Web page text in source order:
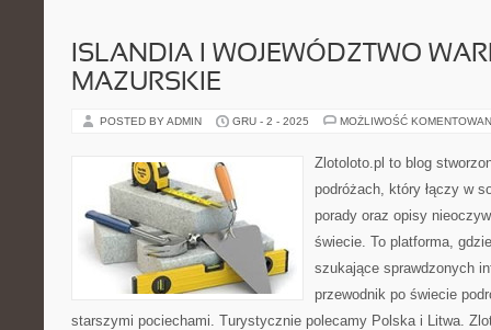
ISLANDIA I WOJEWÓDZTWO
MAZURSKIE
POSTED BY ADMIN GRU - 2 - 2025 MOŻLIWOŚĆ
Zlotoloto.pl to blog
podróżach, który łączy w
porady oraz opisy
świecie. To platforma,
szukające sprawdzonych
przewodnik po świecie
starszymi pociechami. Turystycznie polecamy Polska i Litwa.